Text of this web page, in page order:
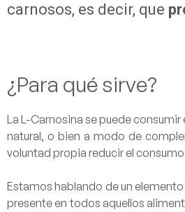
carnosos, es decir, que
¿Para qué sirve?
La L-Carnosina se puede
natural, o bien a modo de
voluntad propia reducir el
Estamos hablando de un
presente en todos aquellos